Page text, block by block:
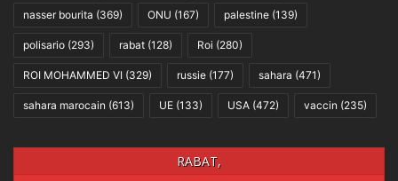
nasser bourita (369) ONU (167) palestine (139)
polisario (293) rabat (128) Roi (280)
ROI MOHAMMED VI (329) russie (177) sahara (471)
sahara marocain (613) UE (133) USA (472) vaccin (235)
RABAT,